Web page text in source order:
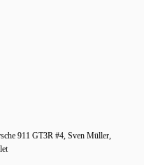
911 GT3R #4, Sven Müller,